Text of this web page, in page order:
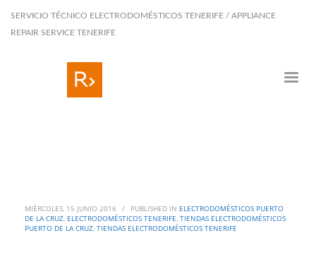
SERVICIO TÉCNICO ELECTRODOMÉSTICOS TENERIFE / APPLIANCE
REPAIR SERVICE TENERIFE
MIÉRCOLES, 15 JUNIO 2016 / PUBLISHED IN ELECTRODOMÉSTICOS PUERTO
DE LA CRUZ, ELECTRODOMÉSTICOS TENERIFE, TIENDAS ELECTRODOMÉSTICOS
PUERTO DE LA CRUZ, TIENDAS ELECTRODOMÉSTICOS TENERIFE